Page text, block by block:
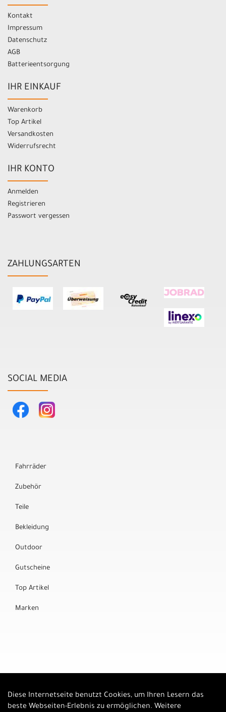
Kontakt
Impressum
Datenschutz
AGB
Batterieentsorgung
IHR EINKAUF
Warenkorb
Top Artikel
Versandkosten
Widerrufsrecht
IHR KONTO
Anmelden
Registrieren
Passwort vergessen
ZAHLUNGSARTEN
SOCIAL MEDIA
Fahrräder
Zubehör
Teile
Bekleidung
Outdoor
Gutscheine
Top Artikel
Marken
Diese Internetseite benutzt Cookies, um Ihren Lesern das
beste Webseiten-Erlebnis zu ermöglichen. Weitere
Auftrag widerrufen